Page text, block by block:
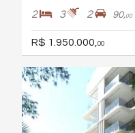
2 3 2 90,00
R$ 1.950.000, 00